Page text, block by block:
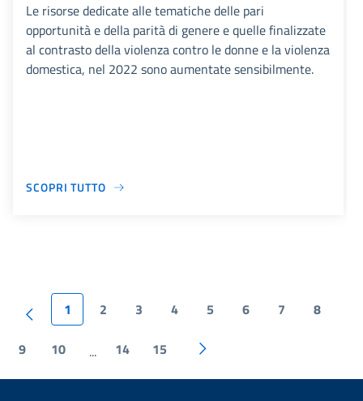
Le risorse dedicate alle tematiche delle pari
opportunità e della parità di genere e quelle finalizzate
al contrasto della violenza contro le donne e la violenza
domestica, nel 2022 sono aumentate sensibilmente.
SCOPRI TUTTO
1 2 3 4 5 6 7 8
9 10 ... 14 15